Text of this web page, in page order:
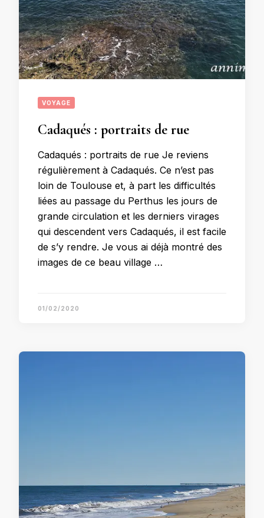
VOYAGE
Cadaqués : portraits de rue
Cadaqués : portraits de rue Je reviens
régulièrement à Cadaqués. Ce n’est pas
loin de Toulouse et, à part les difficultés
liées au passage du Perthus les jours de
grande circulation et les derniers virages
qui descendent vers Cadaqués, il est facile
de s’y rendre. Je vous ai déjà montré des
images de ce beau village …
01/02/2020